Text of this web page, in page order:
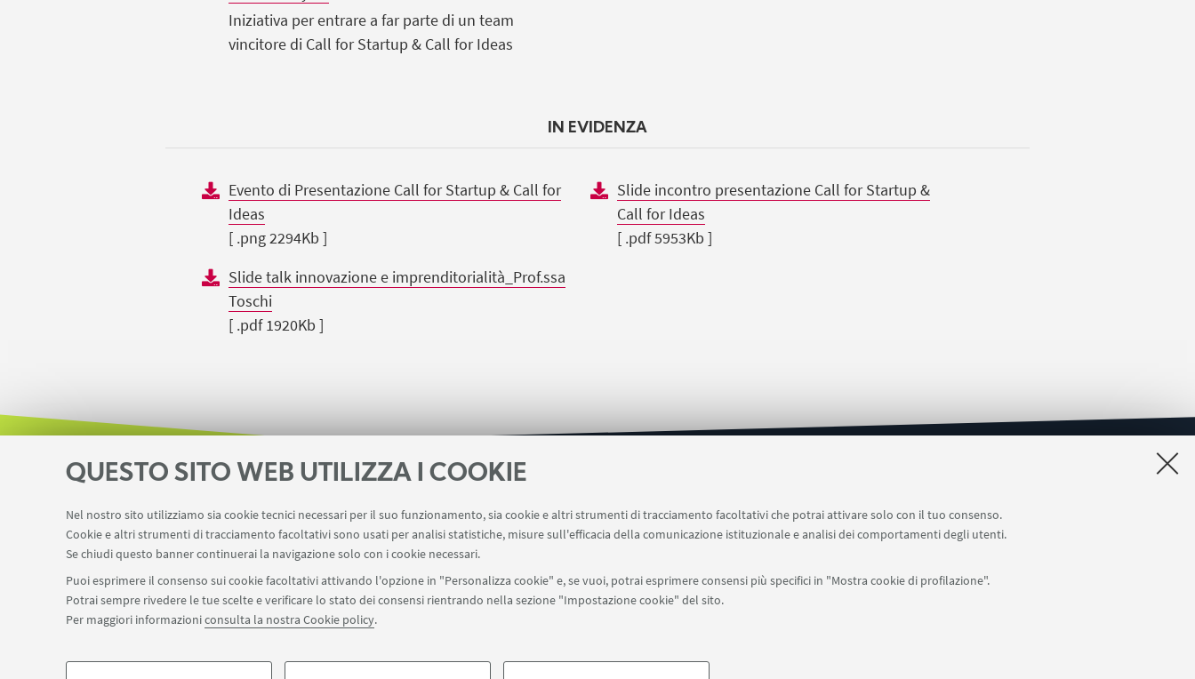
QUESTO SITO WEB UTILIZZA I COOKIE
Nel nostro sito utilizziamo sia cookie tecnici necessari per il suo funzionamento, sia cookie e altri strumenti di tracciamento facoltativi che potrai attivare solo con il tuo consenso.
Cookie e altri strumenti di tracciamento facoltativi sono usati per analisi statistiche, misure sull'efficacia della comunicazione istituzionale e analisi dei comportamenti degli utenti.
Se chiudi questo banner continuerai la navigazione solo con i cookie necessari.
Puoi esprimere il consenso sui cookie facoltativi attivando l'opzione in "Personalizza cookie" e, se vuoi, potrai esprimere consensi più specifici in "Mostra cookie di profilazione".
Potrai sempre rivedere le tue scelte e verificare lo stato dei consensi rientrando nella sezione "Impostazione cookie" del sito.
Per maggiori informazioniconsulta la nostra Cookie policy.
Iniziativa per entrare a far parte di un team
vincitore di Call for Startup & Call for Ideas
IN EVIDENZA
Evento di Presentazione Call for Startup & Call for
Ideas
[ .png 2294Kb ]
Slide incontro presentazione Call for Startup &
Call for Ideas
[ .pdf 5953Kb ]
Slide talk innovazione e imprenditorialità_Prof.ssa
Toschi
[ .pdf 1920Kb ]
via Ugo Foscolo 7, Bologna (BO)
kto.imprenditorialita@unibo.it